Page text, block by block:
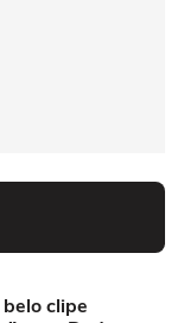
clipe